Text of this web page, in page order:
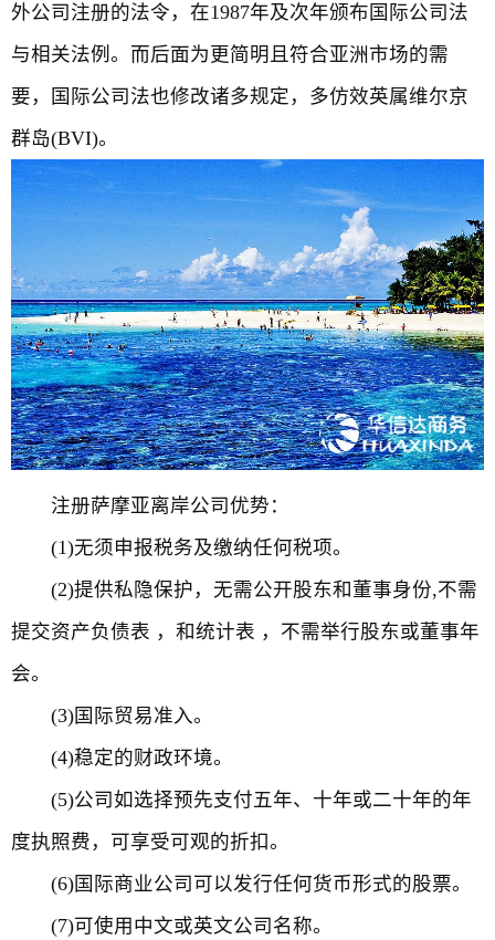
外公司注册的法令，在1987年及次年颁布国际公司法
与相关法例。而后面为更简明且符合亚洲市场的需
要，国际公司法也修改诸多规定，多仿效英属维尔京
群岛(BVI)。
注册萨摩亚离岸公司优势：
(1)无须申报税务及缴纳任何税项。
(2)提供私隐保护，无需公开股东和董事身份,不需
提交资产负债表 ，和统计表 ，不需举行股东或董事年
会。
(3)国际贸易准入。
(4)稳定的财政环境。
(5)公司如选择预先支付五年、十年或二十年的年
度执照费，可享受可观的折扣。
(6)国际商业公司可以发行任何货币形式的股票。
(7)可使用中文或英文公司名称。